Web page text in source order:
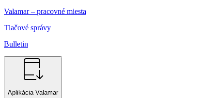
Valamar – pracovné miesta
Tlačové správy
Bulletin
Aplikácia Valamar